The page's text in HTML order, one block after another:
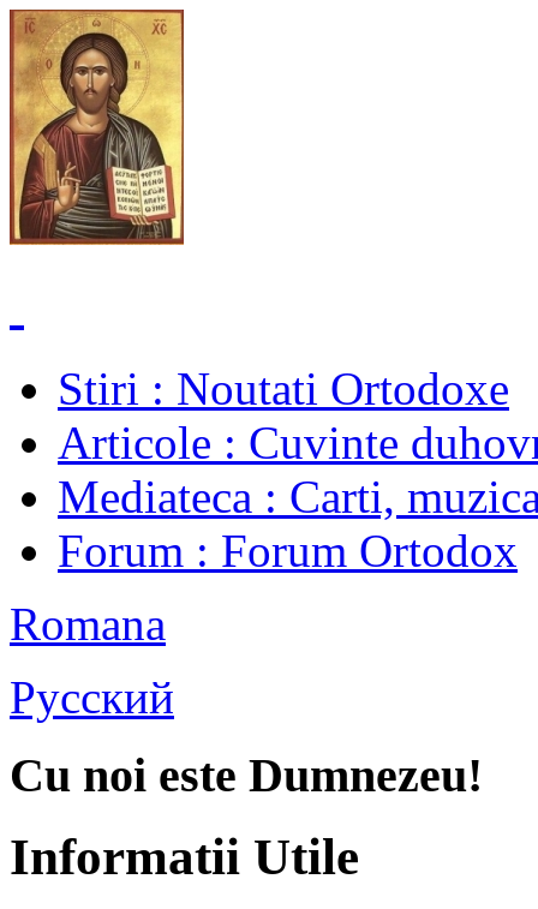
Stiri : Noutati Ortodoxe
Articole : Cuvinte
Mediateca : Carti,
Forum : Forum Ortodox
Romana
Русский
Cu noi este Dumnezeu!
Informatii Utile